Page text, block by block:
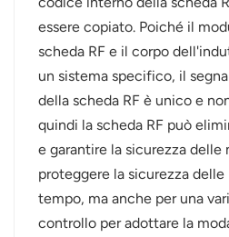
essere copiato. Poiché il
scheda RF e il corpo
un sistema specifico, il
della scheda RF è unico e
quindi la scheda RF può
e garantire la sicurezza delle
proteggere la sicurezza
tempo, ma anche per una
controllo per adottare la